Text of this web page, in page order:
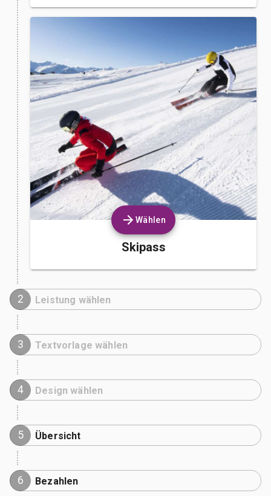
Wählen
Skipass
2 Leistung wählen
3 Textvorlage wählen
4 Design wählen
5 Übersicht
6 Bezahlen